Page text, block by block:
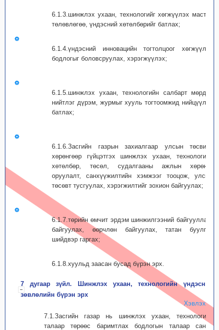
6.1.3.шинжлэх ухаан, технологийг хөгжүүлэх мастер
төлөвлөгөө, үндэсний хөтөлбөрийг батлах;
6.1.4.үндэсний инновацийн тогтол­цоог хөгжүүлэх
бодлогыг боловсруулах, хэрэгжүүлэх;
6.1.5.шинжлэх ухаан, технологийн салбарт мөрдөх
нийтлэг дүрэм, журмыг хууль тогтоомжид нийцүүлэн
батлах;
6.1.6.Засгийн газрын захиалгаар улсын төсвийн
хөрөнгөөр гүйцэтгэх шинжлэх ухаан, технологийн
хөтөлбөр, төсөл, судалгааны ажлын хөрөнгө
оруулалт, санхүүжилтийн хэмжээг тооцож, улсын
төсөвт тусгуулах, хэрэгжилтийг зохион байгуулах;
6.1.7.төрийн өмчит эрдэм шинжилгээний байгууллага
байгуулах, өөрчлөн байгуулах, татан буулгах
шийдвэр гаргах;
6.1.8.хуульд заасан бусад бүрэн эрх.
7 дугаар зүйл. Шинжлэх ухаан, технологийн үндэсний
зөвлөлийн бүрэн эрх
Хэвлэх
7.1.Засгийн газар нь шинжлэх ухаан, технологийн
талаар төрөөс баримтлах бодлогын талаар санал